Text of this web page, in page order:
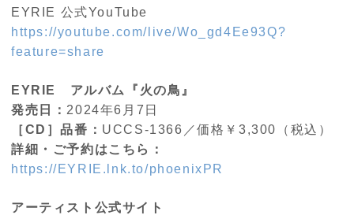
EYRIE 公式YouTube
https://youtube.com/live/Wo_gd4Ee93Q?
feature=share
EYRIE アルバム『火の鳥』
発売日： 2024年6月7日
［CD］品番： UCCS-1366／価格￥3,300（税込）
詳細・ご予約はこちら：
https://EYRIE.lnk.to/phoenixPR
アーティスト公式サイト